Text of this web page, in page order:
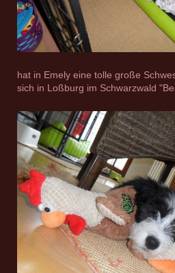
hat in Emely eine tolle große
sich in Loßburg im Schwarzwald